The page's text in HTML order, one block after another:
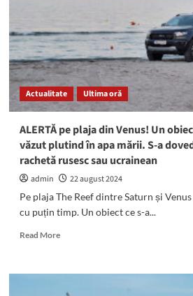
LEGAL
sunt
disperați
majorarea
taxei
de
Actualitate Ultima oră
ALERTĂ pe plaja din Venus! Un
văzut plutind în apa mării. S-a
rachetă rusesc sau ucrainean
admin
22 august 2024
Pe plaja The Reef dintre Saturn și
cu puțin timp. Un obiect ce s-a...
Read MoreRead
ALERTĂ